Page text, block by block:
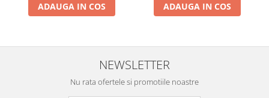
ADAUGA IN COS ADAUGA IN COS
NEWSLETTER
Nu rata ofertele si promotiile noastre